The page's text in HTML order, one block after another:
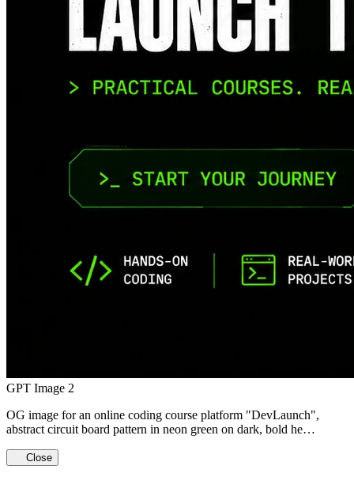
GPT Image 2
OG image for an online coding course platform "DevLaunch",
abstract circuit board pattern in neon green on dark, bold he…
Close